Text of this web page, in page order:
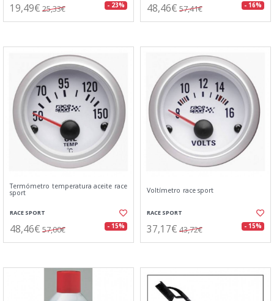
19,49€ 25,33€ - 23% 48,46€ 57,41€ - 16%
Termómetro temperatura aceite race
sport
RACE SPORT
48,46€ 57,00€ - 15%
Voltímetro race sport
RACE SPORT
37,17€ 43,72€ - 15%